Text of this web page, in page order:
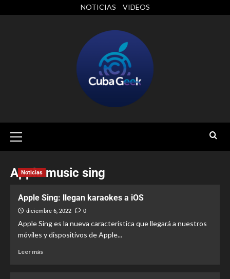
NOTICIAS VIDEOS
Apple music sing
Noticias
Apple Sing: llegan karaokes a iOS
diciembre 6, 2022 0
Apple Sing es la nueva característica que llegará a nuestros
móviles y dispositivos de Apple...
Leer más